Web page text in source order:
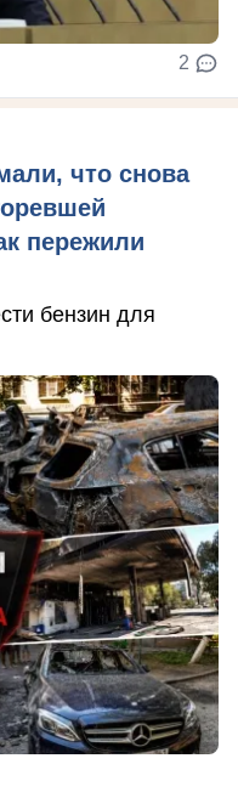
2
что снова
пережили
бензин для